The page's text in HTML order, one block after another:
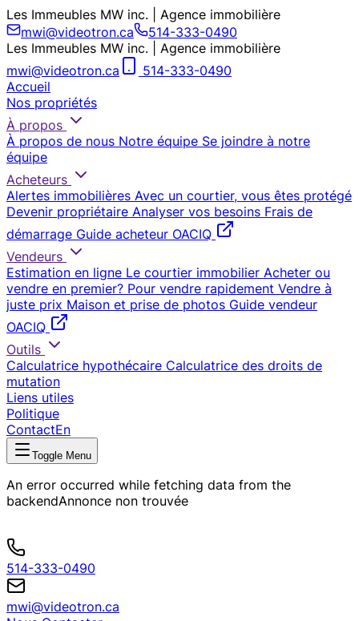
Les Immeubles MW inc. | Agence immobilière
mwi@videotron.ca
514-333-0490
Les Immeubles MW inc. | Agence immobilière
mwi@videotron.ca
514-333-0490
Accueil
Nos propriétés
À propos
À propos de nous Notre équipe Se joindre à notre
équipe
Acheteurs
Alertes immobilières Avec un courtier, vous êtes protégé
Devenir propriétaire Analyser vos besoins Frais de
démarrage Guide acheteur OACIQ
Vendeurs
Estimation en ligne Le courtier immobilier Acheter ou
vendre en premier? Pour vendre rapidement Vendre à
juste prix Maison et prise de photos Guide vendeur
OACIQ
Outils
Calculatrice hypothécaire Calculatrice des droits de
mutation
Liens utiles
Politique
ContactEn
Toggle Menu
An error occurred while fetching data from the
backendAnnonce non trouvée
514-333-0490
mwi@videotron.ca